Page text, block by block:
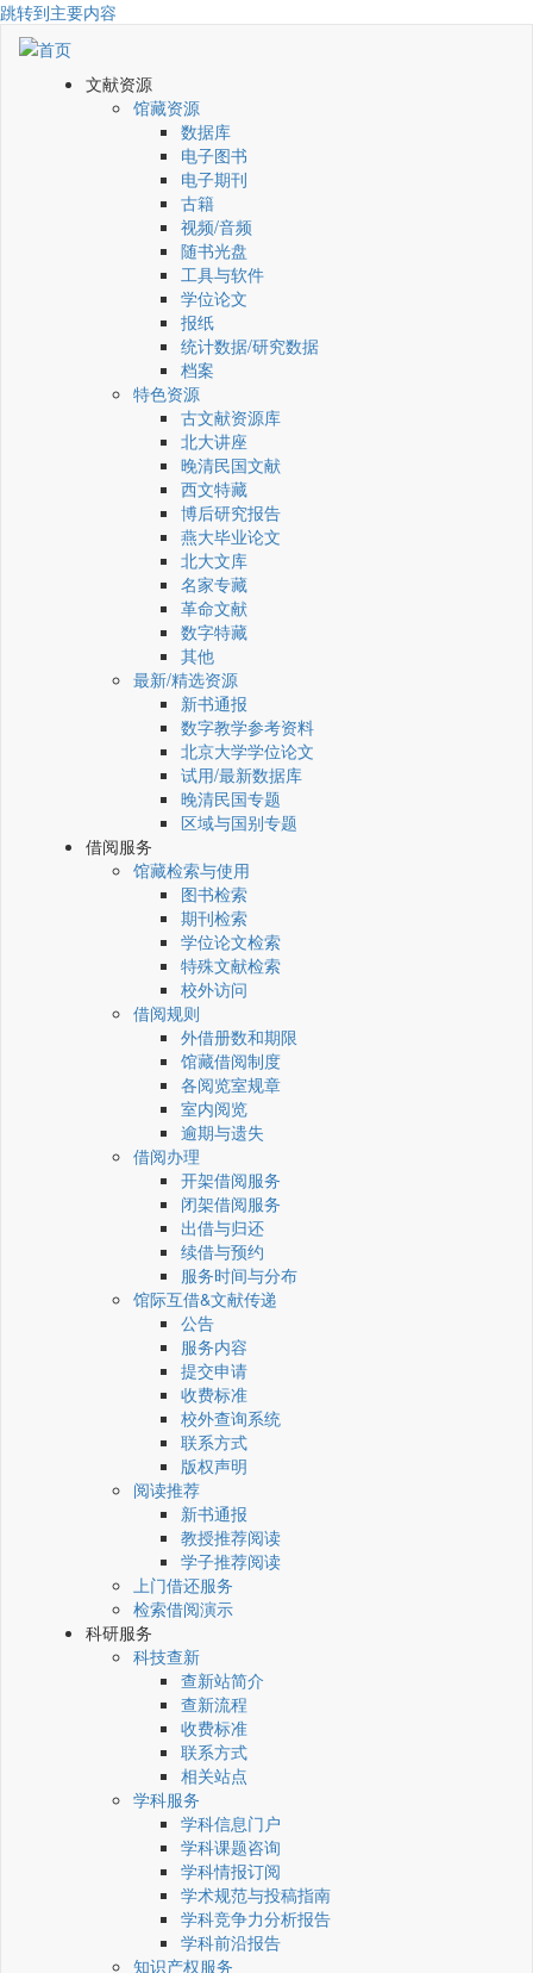
跳转到主要内容
文献资源
馆藏资源
数据库
电子图书
电子期刊
古籍
视频/音频
随书光盘
工具与软件
学位论文
报纸
统计数据/研究数据
档案
特色资源
古文献资源库
北大讲座
晚清民国文献
西文特藏
博后研究报告
燕大毕业论文
北大文库
名家专藏
革命文献
数字特藏
其他
最新/精选资源
新书通报
数字教学参考资料
北京大学学位论文
试用/最新数据库
晚清民国专题
区域与国别专题
借阅服务
馆藏检索与使用
图书检索
期刊检索
学位论文检索
特殊文献检索
校外访问
借阅规则
外借册数和期限
馆藏借阅制度
各阅览室规章
室内阅览
逾期与遗失
借阅办理
开架借阅服务
闭架借阅服务
出借与归还
续借与预约
服务时间与分布
馆际互借&文献传递
公告
服务内容
提交申请
收费标准
校外查询系统
联系方式
版权声明
阅读推荐
新书通报
教授推荐阅读
学子推荐阅读
上门借还服务
检索借阅演示
科研服务
科技查新
查新站简介
查新流程
收费标准
联系方式
相关站点
学科服务
学科信息门户
学科课题咨询
学科情报订阅
学术规范与投稿指南
学科竞争力分析报告
学科前沿报告
知识产权服务